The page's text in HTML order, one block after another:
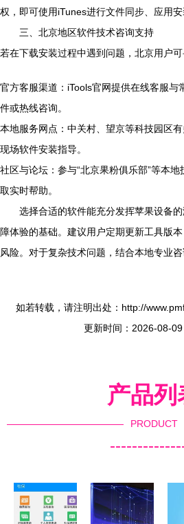
权，即可使用iTunes进行文件同步、应用安
三、北京地区软件技术咨询支持
若在下载安装过程中遇到问题，北京用户可
官方客服渠道：iTools官网提供在线客服与
件或热线咨询。
本地服务网点：中关村、望京等科技园区
现场软件安装指导。
社区与论坛：参与“北京果粉俱乐部”等本
取实时帮助。
选择合适的软件能充分发挥苹果设备
障体验的基础。建议用户定期更新工具版
风险。对于复杂技术问题，结合本地专业咨
如若转载，请注明出处：http://
更新时间：2026-08-
产品列
PRODUCT